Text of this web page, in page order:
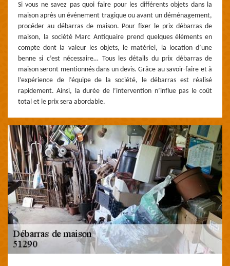
Si vous ne savez pas quoi faire pour les différents objets dans la
maison après un événement tragique ou avant un déménagement,
procéder au débarras de maison. Pour fixer le prix débarras de
maison, la société Marc Antiquaire prend quelques éléments en
compte dont la valeur les objets, le matériel, la location d’une
benne si c’est nécessaire… Tous les détails du prix débarras de
maison seront mentionnés dans un devis. Grâce au savoir-faire et à
l’expérience de l’équipe de la société, le débarras est réalisé
rapidement. Ainsi, la durée de l’intervention n’influe pas le coût
total et le prix sera abordable.